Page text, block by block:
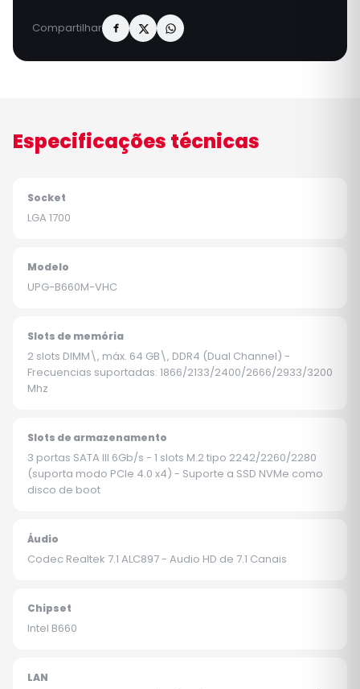
Compartilhar
Especificações técnicas
Socket
LGA 1700
Modelo
UPG-B660M-VHC
Slots de memória
2 slots DIMM\, máx. 64 GB\, DDR4 (Dual Channel) -
Frecuencias suportadas: 1866/2133/2400/2666/2933/3200
Mhz
Slots de armazenamento
3 portas SATA III 6Gb/s - 1 slots M.2 tipo 2242/2260/2280
(suporta modo PCIe 4.0 x4) - Suporte a SSD NVMe como
disco de boot
Áudio
Codec Realtek 7.1 ALC897 - Audio HD de 7.1 Canais
Chipset
Intel B660
LAN